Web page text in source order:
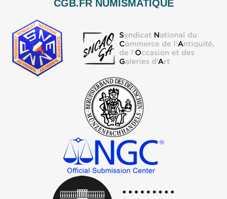
CGB.FR NUMISMATIQUE